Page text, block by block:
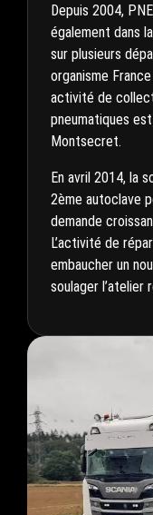
Depuis 2004,
également dans
sur plusieurs
organisme
activité de
pneumatiques
Montsecret.
En avril 2014, la
2ème autoclave
demande
L’activité de
embaucher un
soulager l’atelier